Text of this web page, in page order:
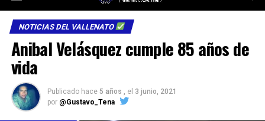
NOTICIAS DEL VALLENATO
Anibal Velásquez cumple 85 años de
vida
Publicado hace 5 años , el 3 junio, 2021
por @Gustavo_Tena